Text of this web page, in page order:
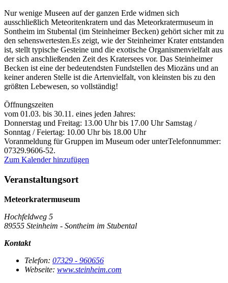
Nur wenige Museen auf der ganzen Erde widmen sich
ausschließlich Meteoritenkratern und das Meteorkratermuseum in
Sontheim im Stubental (im Steinheimer Becken) gehört sicher mit zu
den sehenswertesten.Es zeigt, wie der Steinheimer Krater entstanden
ist, stellt typische Gesteine und die exotische Organismenvielfalt aus
der sich anschließenden Zeit des Kratersees vor. Das Steinheimer
Becken ist eine der bedeutendsten Fundstellen des Miozäns und an
keiner anderen Stelle ist die Artenvielfalt, von kleinsten bis zu den
größten Lebewesen, so vollständig!
Öffnungszeiten
vom 01.03. bis 30.11. eines jeden Jahres:
Donnerstag und Freitag: 13.00 Uhr bis 17.00 Uhr Samstag /
Sonntag / Feiertag: 10.00 Uhr bis 18.00 Uhr
Voranmeldung für Gruppen im Museum oder unterTelefonnummer:
07329.9606-52.
Zum Kalender hinzufügen
Veranstaltungsort
Meteorkratermuseum
Hochfeldweg 5
89555 Steinheim - Sontheim im Stubental
Kontakt
Telefon: 07329 - 960656
Webseite: www.steinheim.com